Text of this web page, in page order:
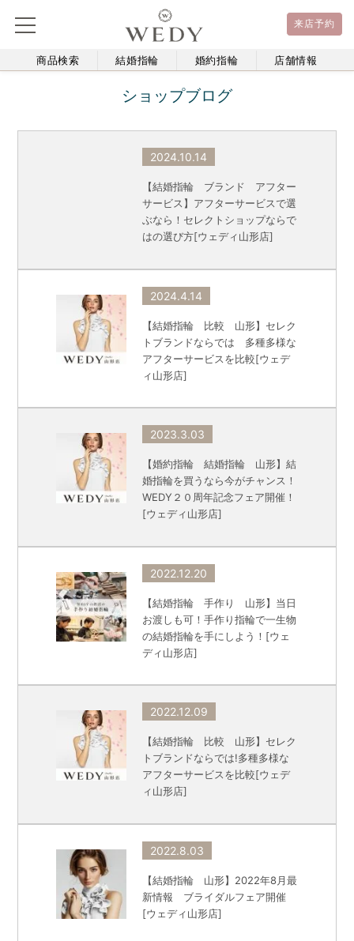
来店予約
商品検索 結婚指輪 婚約指輪 店舗情報
ショップブログ
2024.10.14
【結婚指輪 ブランド アフター
サービス】アフターサービスで選
ぶなら！セレクトショップならで
はの選び方[ウェディ山形店]
2024.4.14
【結婚指輪 比較 山形】セレク
トブランドならでは 多種多様な
アフターサービスを比較[ウェデ
ィ山形店]
2023.3.03
【婚約指輪 結婚指輪 山形】結
婚指輪を買うなら今がチャンス！
WEDY２０周年記念フェア開催！
[ウェディ山形店]
2022.12.20
【結婚指輪 手作り 山形】当日
お渡しも可！手作り指輪で一生物
の結婚指輪を手にしよう！[ウェ
ディ山形店]
2022.12.09
【結婚指輪 比較 山形】セレク
トブランドならでは!多種多様な
アフターサービスを比較[ウェデ
ィ山形店]
2022.8.03
【結婚指輪 山形】2022年8月最
新情報 ブライダルフェア開催
[ウェディ山形店]